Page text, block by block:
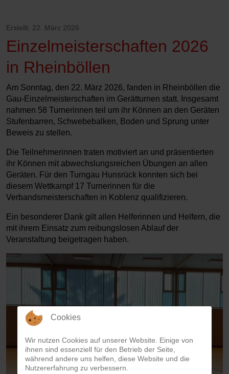
Erstellt: 22. März 2026
Einzelmeisterschaften 2026
in Rheinböllen
Am Sonntag, den 22. März 2026, fanden in Rheinböllen die
Gau-Einzelmeisterschaften im Gerätturnen statt. Insgesamt
nahmen 58 Turnerinnen teil um ihr Können an den Geräten
Stufenbarren, Schwebebalken, Boden und Sprung unter
Beweis zu stellen.
Die Teilnehmerinnen traten motiviert an und präsentierten
ihr Können mit abwechslungsreichen Übungen an allen
Geräten. Für den Turngau Hunsrück konnten sich bei
diesem Wettkampf 17 Turnerinnen für die
Verbandsmeisterschaften in Koblenz qualifizieren.
Ein besonderer Dank gilt allen Helferinnen und Helfern, die
mit ihrem Einsatz zum reibungslosen Ablauf der
Veranstaltung beigetragen haben.
Cookies
Wir nutzen Cookies auf unserer Website. Einige von
ihnen sind essenziell für den Betrieb der Seite,
während andere uns helfen, diese Website und die
Nutzererfahrung zu verbessern.